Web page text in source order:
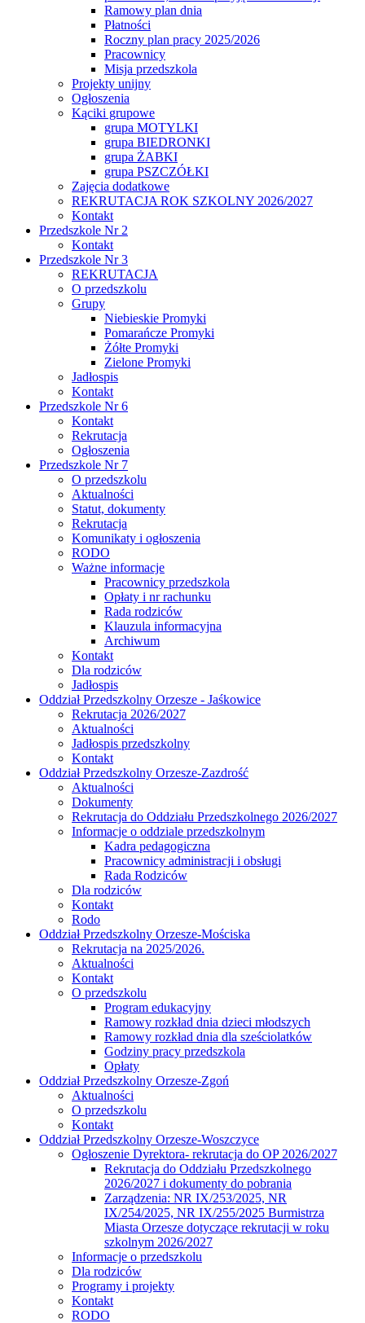
Ramowy plan dnia
Płatności
Roczny plan pracy 2025/2026
Pracownicy
Misja przedszkola
Projekty unijny
Ogłoszenia
Kąciki grupowe
grupa MOTYLKI
grupa BIEDRONKI
grupa ŻABKI
grupa PSZCZÓŁKI
Zajęcia dodatkowe
REKRUTACJA ROK SZKOLNY 2026/2027
Kontakt
Przedszkole Nr 2
Kontakt
Przedszkole Nr 3
REKRUTACJA
O przedszkolu
Grupy
Niebieskie Promyki
Pomarańcze Promyki
Żółte Promyki
Zielone Promyki
Jadłospis
Kontakt
Przedszkole Nr 6
Kontakt
Rekrutacja
Ogłoszenia
Przedszkole Nr 7
O przedszkolu
Aktualności
Statut, dokumenty
Rekrutacja
Komunikaty i ogłoszenia
RODO
Ważne informacje
Pracownicy przedszkola
Opłaty i nr rachunku
Rada rodziców
Klauzula informacyjna
Archiwum
Kontakt
Dla rodziców
Jadłospis
Oddział Przedszkolny Orzesze - Jaśkowice
Rekrutacja 2026/2027
Aktualności
Jadłospis przedszkolny
Kontakt
Oddział Przedszkolny Orzesze-Zazdrość
Aktualności
Dokumenty
Rekrutacja do Oddziału Przedszkolnego 2026/2027
Informacje o oddziale przedszkolnym
Kadra pedagogiczna
Pracownicy administracji i obsługi
Rada Rodziców
Dla rodziców
Kontakt
Rodo
Oddział Przedszkolny Orzesze-Mościska
Rekrutacja na 2025/2026.
Aktualności
Kontakt
O przedszkolu
Program edukacyjny
Ramowy rozkład dnia dzieci młodszych
Ramowy rozkład dnia dla sześciolatków
Godziny pracy przedszkola
Opłaty
Oddział Przedszkolny Orzesze-Zgoń
Aktualności
O przedszkolu
Kontakt
Oddział Przedszkolny Orzesze-Woszczyce
Ogłoszenie Dyrektora- rekrutacja do OP 2026/2027
Rekrutacja do Oddziału Przedszkolnego
2026/2027 i dokumenty do pobrania
Zarządzenia: NR IX/253/2025, NR
IX/254/2025, NR IX/255/2025 Burmistrza
Miasta Orzesze dotyczące rekrutacji w roku
szkolnym 2026/2027
Informacje o przedszkolu
Dla rodziców
Programy i projekty
Kontakt
RODO